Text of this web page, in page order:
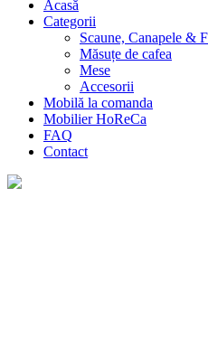
Acasă
Categorii
Scaune, Canapele &
Măsuțe de cafea
Mese
Accesorii
Mobilă la comanda
Mobilier HoReCa
FAQ
Contact